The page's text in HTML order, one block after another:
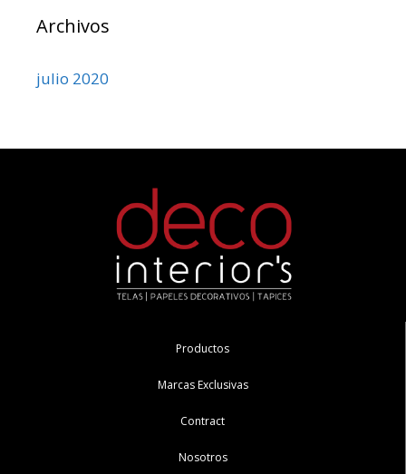
Archivos
julio 2020
Productos
Marcas Exclusivas
Contract
Nosotros